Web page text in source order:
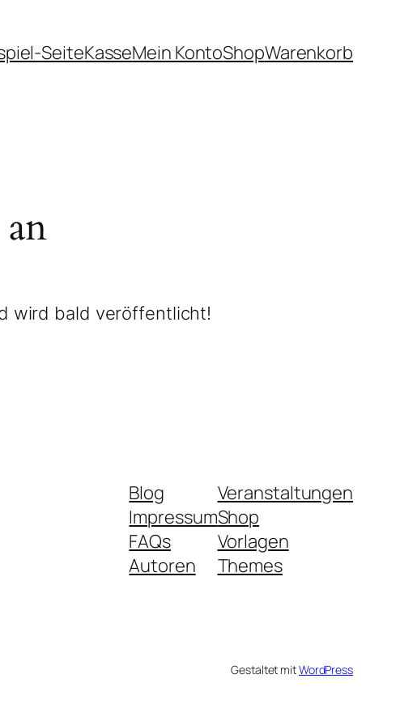
SeiteKasseMein KontoShopWarenkorb
wird bald veröffentlicht!
Blog
Impressum
FAQs
Autoren
Veranstaltungen
Shop
Vorlagen
Themes
Gestaltet mitWordPress